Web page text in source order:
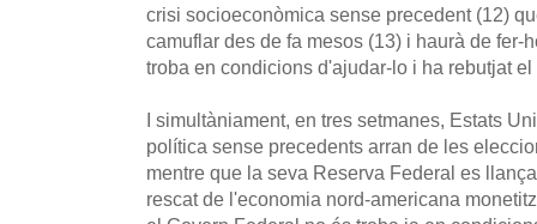
crisi socioeconòmica sense precedent (12)
camuflar des de fa mesos (13) i haurà de fer-
troba en condicions d'ajudar-lo i ha rebutjat
I simultàniament, en tres setmanes, Estats
política sense precedents arran de les
mentre que la seva Reserva Federal es
rescat de l'economia nord-americana